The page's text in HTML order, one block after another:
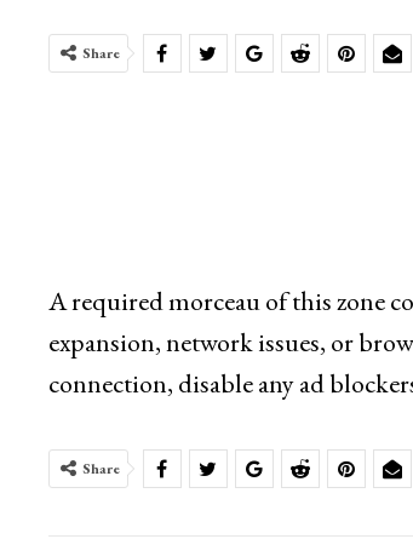
Share
A required morceau of this zone
expansion, network issues, or
connection, disable any ad
Share